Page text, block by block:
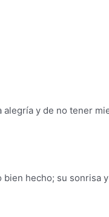
y de no tener
hecho; su sonrisa